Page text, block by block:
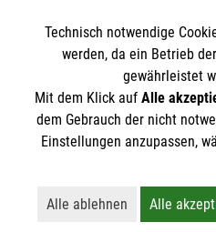
Malteser International
Sharepoint
Spendenkonto
Empfänger: Malteser
IBAN: DE90 6005 0101
BIC: SOLADEST600
Der Malteser Hilfsdienst e.V.
gemeinnützige Organisation
Technisch notwendige
werden, da ein Betrieb
gewährleistet
Mit dem Klick auf Alle
dem Gebrauch der nicht
Einstellungen anzupassen,
Alle ablehnen
Lehnt alle nicht-
Alle